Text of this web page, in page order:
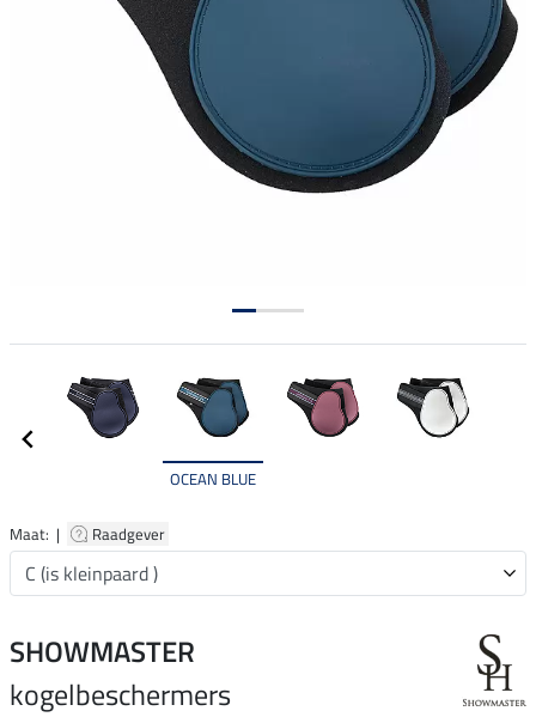
OCEAN BLUE
Maat: | Raadgever
SHOWMASTER
kogelbeschermers